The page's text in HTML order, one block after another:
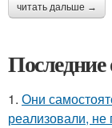
читать дальше →
Последние
1. Они
реализовали,